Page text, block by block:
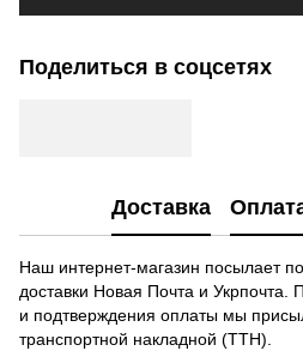
Поделиться в соцсетях
Доставка
Наш интернет-магазин посылает
доставки Новая Почта и Укрпочта.
и подтверждения оплаты мы
транспортной накладной (ТТН).